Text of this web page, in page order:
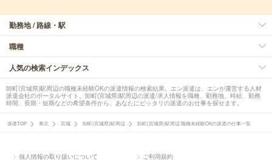
勤務地 / 路線・駅
職種
人気の検索インデックス
卸町(宮城県)駅周辺の職種未経験OKの派遣情報の検索結果。エン派遣は、エンが運営する人材
派遣会社のポータルサイト。卸町(宮城県)駅周辺の派遣/求人情報を職種、勤務地、時給、勤務
時間、長期・短期などの希望条件から、あなたにピッタリの派遣のお仕事を探せます。
派遣TOP 東北 宮城 卸町(宮城県)駅周辺 卸町(宮城県)駅周辺 職種未経験OKの派遣の仕事一覧
個人情報の取り扱いについて ご利用規約